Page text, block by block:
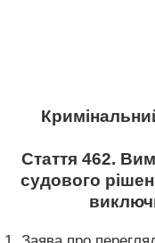
Стаття 462.
судового